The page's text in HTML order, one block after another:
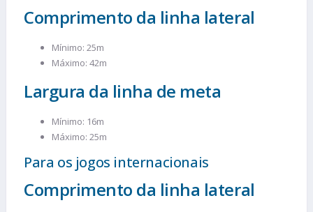
Comprimento da linha lateral
Mínimo: 25m
Máximo: 42m
Largura da linha de meta
Mínimo: 16m
Máximo: 25m
Para os jogos internacionais
Comprimento da linha lateral